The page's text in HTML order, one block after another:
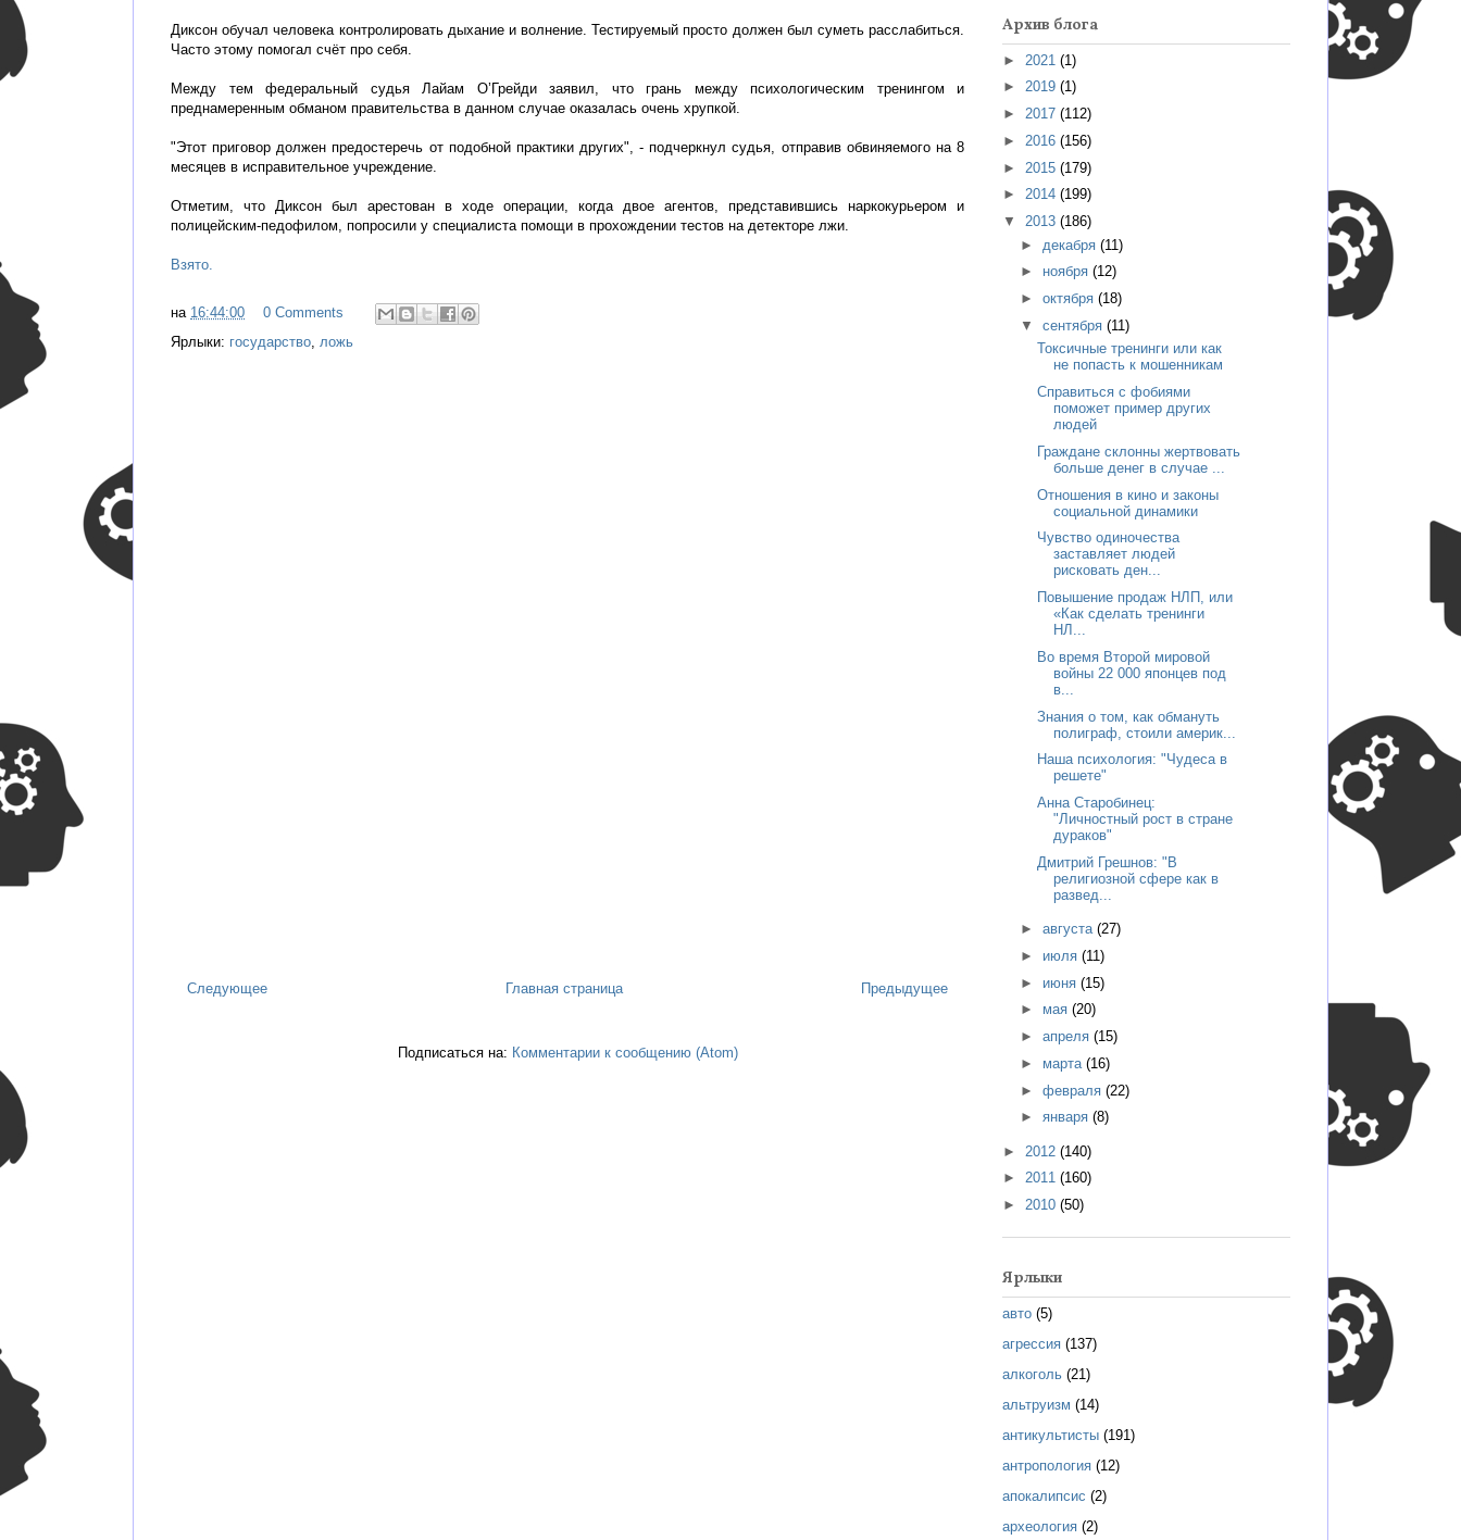
Диксон обучал человека контролировать дыхание и волнение. Тестируемый просто должен был суметь расслабиться.
Часто этому помогал счёт про себя.
Между тем федеральный судья Лайам О’Грейди заявил, что грань между психологическим тренингом и
преднамеренным обманом правительства в данном случае оказалась очень хрупкой.
"Этот приговор должен предостеречь от подобной практики других", - подчеркнул судья, отправив обвиняемого на 8
месяцев в исправительное учреждение.
Отметим, что Диксон был арестован в ходе операции, когда двое агентов, представившись наркокурьером и
полицейским-педофилом, попросили у специалиста помощи в прохождении тестов на детекторе лжи.
Взято.
на 16:44:00
0 Comments
Ярлыки: государство, ложь
Следующее Предыдущее
Главная страница
Подписаться на: Комментарии к сообщению (Atom)
Архив блога
► 2021 (1)
► 2019 (1)
► 2017 (112)
► 2016 (156)
► 2015 (179)
► 2014 (199)
▼ 2013 (186)
► декабря (11)
► ноября (12)
► октября (18)
▼ сентября (11)
Токсичные тренинги или как
не попасть к мошенникам
Справиться с фобиями
поможет пример других
людей
Граждане склонны жертвовать
больше денег в случае ...
Отношения в кино и законы
социальной динамики
Чувство одиночества
заставляет людей
рисковать ден...
Повышение продаж НЛП, или
«Как сделать тренинги
НЛ...
Во время Второй мировой
войны 22 000 японцев под
в...
Знания о том, как обмануть
полиграф, стоили америк...
Наша психология: "Чудеса в
решете"
Анна Старобинец:
"Личностный рост в стране
дураков"
Дмитрий Грешнов: "В
религиозной сфере как в
развед...
► августа (27)
► июля (11)
► июня (15)
► мая (20)
► апреля (15)
► марта (16)
► февраля (22)
► января (8)
► 2012 (140)
► 2011 (160)
► 2010 (50)
Ярлыки
авто (5)
агрессия (137)
алкоголь (21)
альтруизм (14)
антикультисты (191)
антропология (12)
апокалипсис (2)
археология (2)